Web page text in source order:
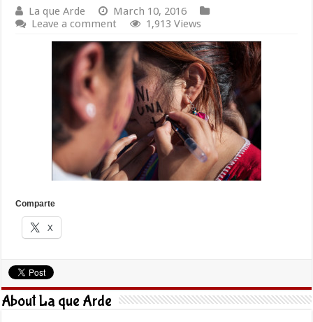
La que Arde
March 10, 2016
Leave a comment
1,913 Views
Comparte
X
About La que Arde